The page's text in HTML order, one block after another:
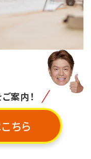
案内！
ちら